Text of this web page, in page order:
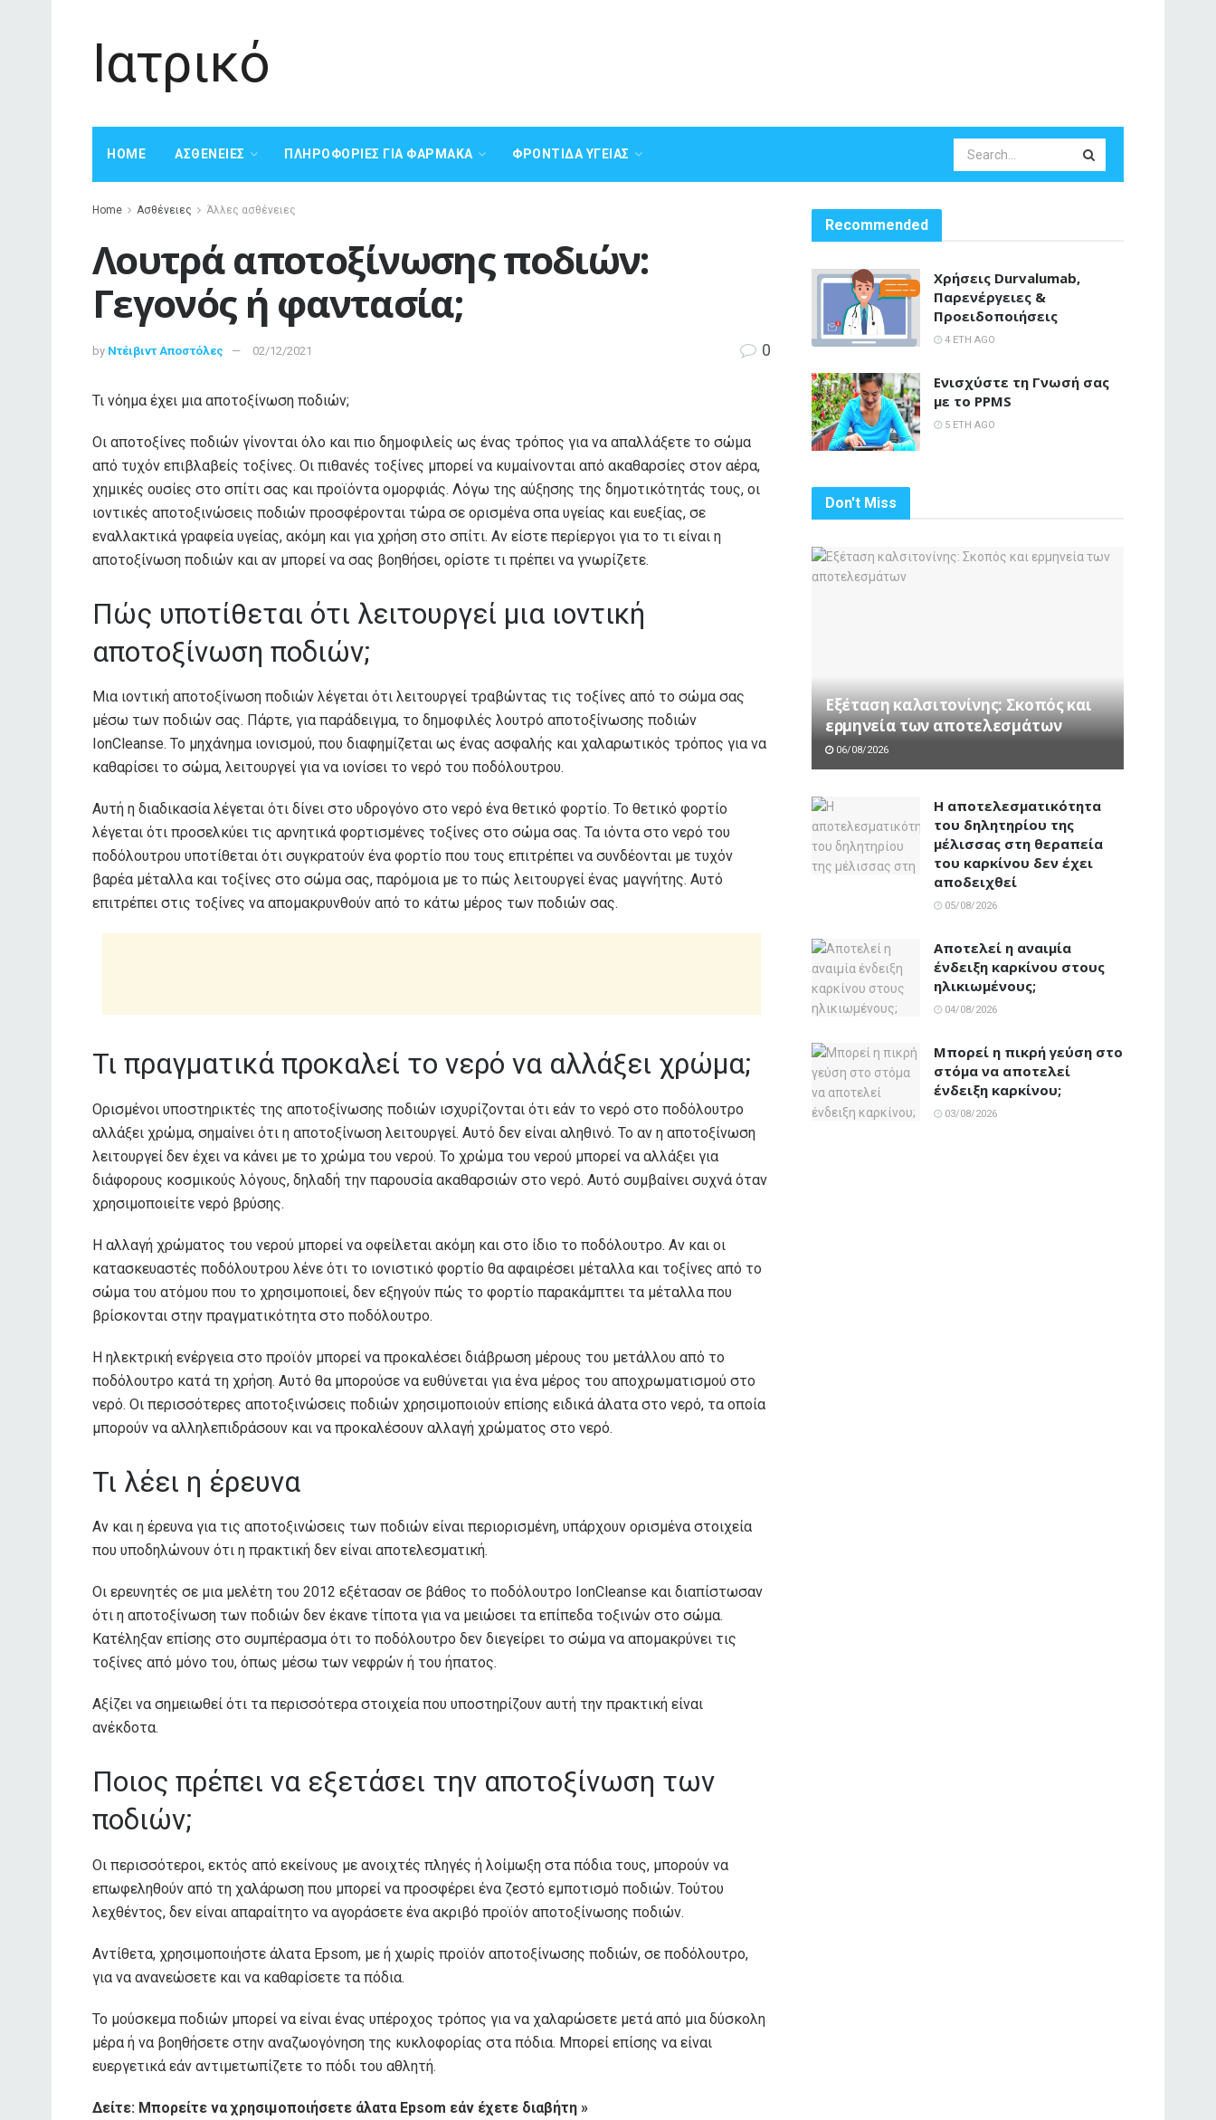
Ιατρικό
HOME ΑΣΘΈΝΕΙΕΣ ΠΛΗΡΟΦΟΡΊΕΣ ΓΙΑ ΦΆΡΜΑΚΑ ΦΡΟΝΤΊΔΑ ΥΓΕΊΑΣ
Home Ασθένειες Άλλες ασθένειες
Λουτρά αποτοξίνωσης ποδιών:
Γεγονός ή φαντασία;
by Ντέιβιντ Αποστόλες 02/12/2021 0
Τι νόημα έχει μια αποτοξίνωση ποδιών;
Οι αποτοξίνες ποδιών γίνονται όλο και πιο δημοφιλείς ως ένας τρόπος για να απαλλάξετε το σώμα
από τυχόν επιβλαβείς τοξίνες. Οι πιθανές τοξίνες μπορεί να κυμαίνονται από ακαθαρσίες στον αέρα,
χημικές ουσίες στο σπίτι σας και προϊόντα ομορφιάς. Λόγω της αύξησης της δημοτικότητάς τους, οι
ιοντικές αποτοξινώσεις ποδιών προσφέρονται τώρα σε ορισμένα σπα υγείας και ευεξίας, σε
εναλλακτικά γραφεία υγείας, ακόμη και για χρήση στο σπίτι. Αν είστε περίεργοι για το τι είναι η
αποτοξίνωση ποδιών και αν μπορεί να σας βοηθήσει, ορίστε τι πρέπει να γνωρίζετε.
Πώς υποτίθεται ότι λειτουργεί μια ιοντική
αποτοξίνωση ποδιών;
Μια ιοντική αποτοξίνωση ποδιών λέγεται ότι λειτουργεί τραβώντας τις τοξίνες από το σώμα σας
μέσω των ποδιών σας. Πάρτε, για παράδειγμα, το δημοφιλές λουτρό αποτοξίνωσης ποδιών
IonCleanse. Το μηχάνημα ιονισμού, που διαφημίζεται ως ένας ασφαλής και χαλαρωτικός τρόπος για να
καθαρίσει το σώμα, λειτουργεί για να ιονίσει το νερό του ποδόλουτρου.
Αυτή η διαδικασία λέγεται ότι δίνει στο υδρογόνο στο νερό ένα θετικό φορτίο. Το θετικό φορτίο
λέγεται ότι προσελκύει τις αρνητικά φορτισμένες τοξίνες στο σώμα σας. Τα ιόντα στο νερό του
ποδόλουτρου υποτίθεται ότι συγκρατούν ένα φορτίο που τους επιτρέπει να συνδέονται με τυχόν
βαρέα μέταλλα και τοξίνες στο σώμα σας, παρόμοια με το πώς λειτουργεί ένας μαγνήτης. Αυτό
επιτρέπει στις τοξίνες να απομακρυνθούν από το κάτω μέρος των ποδιών σας.
Τι πραγματικά προκαλεί το νερό να αλλάξει χρώμα;
Ορισμένοι υποστηρικτές της αποτοξίνωσης ποδιών ισχυρίζονται ότι εάν το νερό στο ποδόλουτρο
αλλάξει χρώμα, σημαίνει ότι η αποτοξίνωση λειτουργεί. Αυτό δεν είναι αληθινό. Το αν η αποτοξίνωση
λειτουργεί δεν έχει να κάνει με το χρώμα του νερού. Το χρώμα του νερού μπορεί να αλλάξει για
διάφορους κοσμικούς λόγους, δηλαδή την παρουσία ακαθαρσιών στο νερό. Αυτό συμβαίνει συχνά όταν
χρησιμοποιείτε νερό βρύσης.
Η αλλαγή χρώματος του νερού μπορεί να οφείλεται ακόμη και στο ίδιο το ποδόλουτρο. Αν και οι
κατασκευαστές ποδόλουτρου λένε ότι το ιονιστικό φορτίο θα αφαιρέσει μέταλλα και τοξίνες από το
σώμα του ατόμου που το χρησιμοποιεί, δεν εξηγούν πώς το φορτίο παρακάμπτει τα μέταλλα που
βρίσκονται στην πραγματικότητα στο ποδόλουτρο.
Η ηλεκτρική ενέργεια στο προϊόν μπορεί να προκαλέσει διάβρωση μέρους του μετάλλου από το
ποδόλουτρο κατά τη χρήση. Αυτό θα μπορούσε να ευθύνεται για ένα μέρος του αποχρωματισμού στο
νερό. Οι περισσότερες αποτοξινώσεις ποδιών χρησιμοποιούν επίσης ειδικά άλατα στο νερό, τα οποία
μπορούν να αλληλεπιδράσουν και να προκαλέσουν αλλαγή χρώματος στο νερό.
Τι λέει η έρευνα
Αν και η έρευνα για τις αποτοξινώσεις των ποδιών είναι περιορισμένη, υπάρχουν ορισμένα στοιχεία
που υποδηλώνουν ότι η πρακτική δεν είναι αποτελεσματική.
Οι ερευνητές σε μια μελέτη του 2012 εξέτασαν σε βάθος το ποδόλουτρο IonCleanse και διαπίστωσαν
ότι η αποτοξίνωση των ποδιών δεν έκανε τίποτα για να μειώσει τα επίπεδα τοξινών στο σώμα.
Κατέληξαν επίσης στο συμπέρασμα ότι το ποδόλουτρο δεν διεγείρει το σώμα να απομακρύνει τις
τοξίνες από μόνο του, όπως μέσω των νεφρών ή του ήπατος.
Αξίζει να σημειωθεί ότι τα περισσότερα στοιχεία που υποστηρίζουν αυτή την πρακτική είναι
ανέκδοτα.
Ποιος πρέπει να εξετάσει την αποτοξίνωση των
ποδιών;
Οι περισσότεροι, εκτός από εκείνους με ανοιχτές πληγές ή λοίμωξη στα πόδια τους, μπορούν να
επωφεληθούν από τη χαλάρωση που μπορεί να προσφέρει ένα ζεστό εμποτισμό ποδιών. Τούτου
λεχθέντος, δεν είναι απαραίτητο να αγοράσετε ένα ακριβό προϊόν αποτοξίνωσης ποδιών.
Αντίθετα, χρησιμοποιήστε άλατα Epsom, με ή χωρίς προϊόν αποτοξίνωσης ποδιών, σε ποδόλουτρο,
για να ανανεώσετε και να καθαρίσετε τα πόδια.
Το μούσκεμα ποδιών μπορεί να είναι ένας υπέροχος τρόπος για να χαλαρώσετε μετά από μια δύσκολη
μέρα ή να βοηθήσετε στην αναζωογόνηση της κυκλοφορίας στα πόδια. Μπορεί επίσης να είναι
ευεργετικά εάν αντιμετωπίζετε το πόδι του αθλητή.
Δείτε: Μπορείτε να χρησιμοποιήσετε άλατα Epsom εάν έχετε διαβήτη »
Recommended
Χρήσεις Durvalumab,
Παρενέργειες &
Προειδοποιήσεις
4 ΈΤΗ AGO
Ενισχύστε τη Γνωσή σας
με το PPMS
5 ΈΤΗ AGO
Don't Miss
Εξέταση καλσιτονίνης: Σκοπός και
ερμηνεία των αποτελεσμάτων
06/08/2026
Η αποτελεσματικότητα
του δηλητηρίου της
μέλισσας στη θεραπεία
του καρκίνου δεν έχει
αποδειχθεί
05/08/2026
Αποτελεί η αναιμία
ένδειξη καρκίνου στους
ηλικιωμένους;
04/08/2026
Μπορεί η πικρή γεύση στο
στόμα να αποτελεί
ένδειξη καρκίνου;
03/08/2026